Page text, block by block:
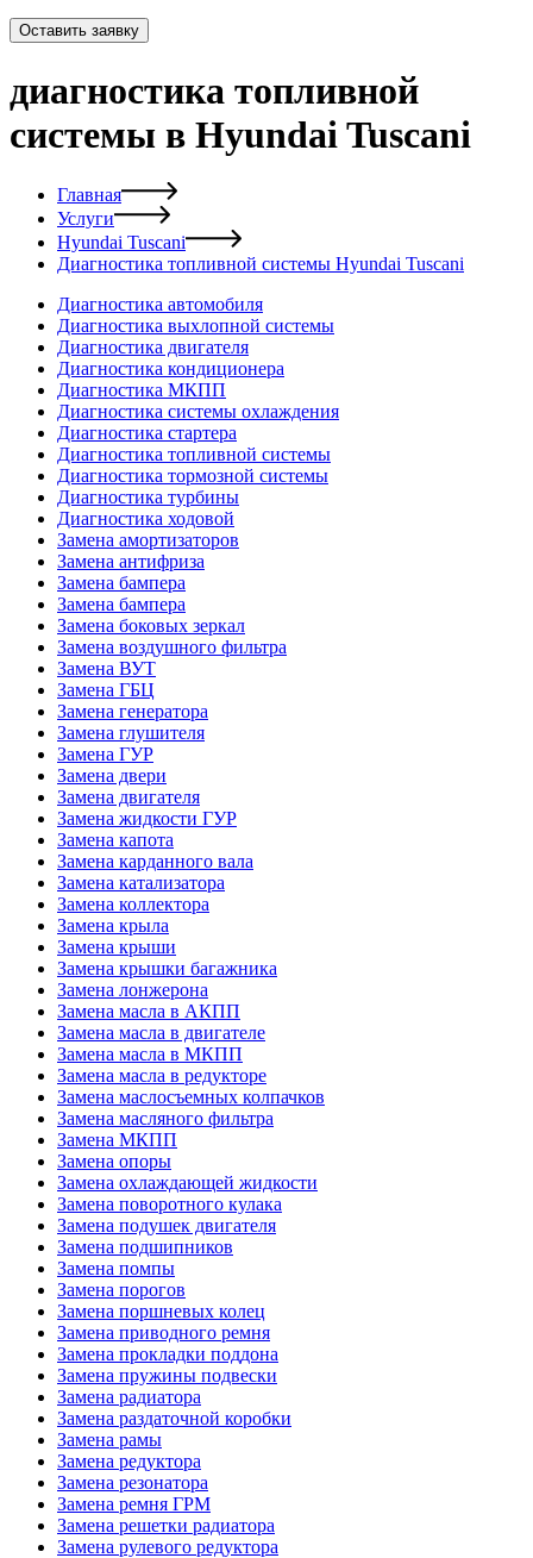
Оставить заявку
диагностика топливной
системы в Hyundai Tuscani
Главная
Услуги
Hyundai Tuscani
Диагностика топливной системы Hyundai Tuscani
Диагностика автомобиля
Диагностика выхлопной системы
Диагностика двигателя
Диагностика кондиционера
Диагностика МКПП
Диагностика системы охлаждения
Диагностика стартера
Диагностика топливной системы
Диагностика тормозной системы
Диагностика турбины
Диагностика ходовой
Замена амортизаторов
Замена антифриза
Замена бампера
Замена бампера
Замена боковых зеркал
Замена воздушного фильтра
Замена ВУТ
Замена ГБЦ
Замена генератора
Замена глушителя
Замена ГУР
Замена двери
Замена двигателя
Замена жидкости ГУР
Замена капота
Замена карданного вала
Замена катализатора
Замена коллектора
Замена крыла
Замена крыши
Замена крышки багажника
Замена лонжерона
Замена масла в АКПП
Замена масла в двигателе
Замена масла в МКПП
Замена масла в редукторе
Замена маслосъемных колпачков
Замена масляного фильтра
Замена МКПП
Замена опоры
Замена охлаждающей жидкости
Замена поворотного кулака
Замена подушек двигателя
Замена подшипников
Замена помпы
Замена порогов
Замена поршневых колец
Замена приводного ремня
Замена прокладки поддона
Замена пружины подвески
Замена радиатора
Замена раздаточной коробки
Замена рамы
Замена редуктора
Замена резонатора
Замена ремня ГРМ
Замена решетки радиатора
Замена рулевого редуктора